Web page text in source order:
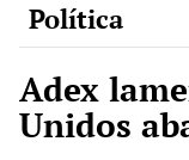
Política
Adex
Unidos